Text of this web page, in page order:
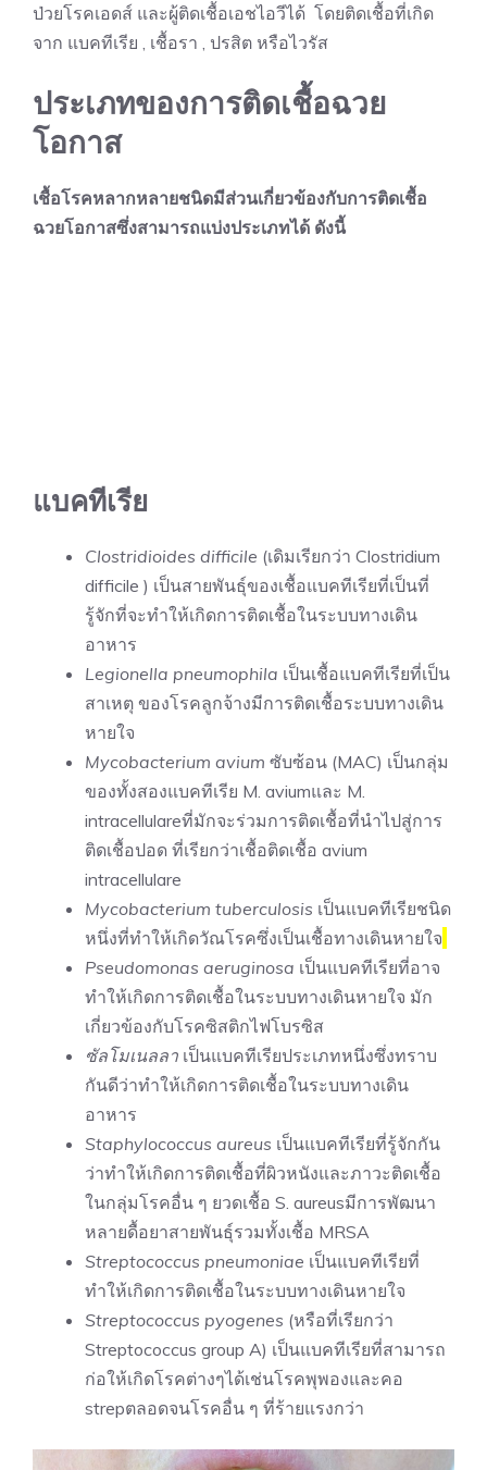
ป่วยโรคเอดส์ และผู้ติดเชื้อเอชไอวีได้ โดยติดเชื้อที่เกิด
จาก แบคทีเรีย , เชื้อรา , ปรสิต หรือไวรัส
ประเภทของการติดเชื้อฉวย
โอกาส
เชื้อโรคหลากหลายชนิดมีส่วนเกี่ยวข้องกับการติดเชื้อ
ฉวยโอกาสซึ่งสามารถแบ่งประเภทได้ ดังนี้
แบคทีเรีย
Clostridioides difficile (เดิมเรียกว่า Clostridium
difficile ) เป็นสายพันธุ์ของเชื้อแบคทีเรียที่เป็นที่
รู้จักที่จะทำให้เกิดการติดเชื้อในระบบทางเดิน
อาหาร
Legionella pneumophila เป็นเชื้อแบคทีเรียที่เป็น
สาเหตุ ของโรคลูกจ้างมีการติดเชื้อระบบทางเดิน
หายใจ
Mycobacterium avium ซับซ้อน (MAC) เป็นกลุ่ม
ของทั้งสองแบคทีเรีย M. aviumและ M.
intracellulareที่มักจะร่วมการติดเชื้อที่นำไปสู่การ
ติดเชื้อปอด ที่เรียกว่าเชื้อติดเชื้อ avium
intracellulare
Mycobacterium tuberculosis เป็นแบคทีเรียชนิด
หนึ่งที่ทำให้เกิดวัณโรคซึ่งเป็นเชื้อทางเดินหายใจ
Pseudomonas aeruginosa เป็นแบคทีเรียที่อาจ
ทำให้เกิดการติดเชื้อในระบบทางเดินหายใจ มัก
เกี่ยวข้องกับโรคซิสติกไฟโบรซิส
ซัลโมเนลลา เป็นแบคทีเรียประเภทหนึ่งซึ่งทราบ
กันดีว่าทำให้เกิดการติดเชื้อในระบบทางเดิน
อาหาร
Staphylococcus aureus เป็นแบคทีเรียที่รู้จักกัน
ว่าทำให้เกิดการติดเชื้อที่ผิวหนังและภาวะติดเชื้อ
ในกลุ่มโรคอื่น ๆ ยวดเชื้อ S. aureusมีการพัฒนา
หลายดื้อยาสายพันธุ์รวมทั้งเชื้อ MRSA
Streptococcus pneumoniae เป็นแบคทีเรียที่
ทำให้เกิดการติดเชื้อในระบบทางเดินหายใจ
Streptococcus pyogenes (หรือที่เรียกว่า
Streptococcus group A) เป็นแบคทีเรียที่สามารถ
ก่อให้เกิดโรคต่างๆได้เช่นโรคพุพองและคอ
strepตลอดจนโรคอื่น ๆ ที่ร้ายแรงกว่า